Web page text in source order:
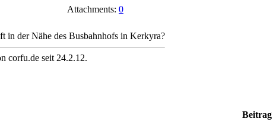
Attachments: 0
in der Nähe des Busbahnhofs in Kerkyra?
corfu.de seit 24.2.12.
Beitrag